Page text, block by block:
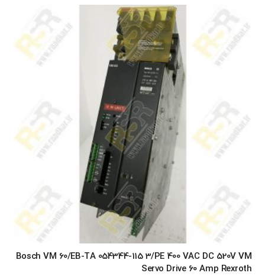
Bosch VM 60/EB-TA 054344-115 3/PE 400 VAC DC 520V VM
Servo Drive 60 Amp Rexroth